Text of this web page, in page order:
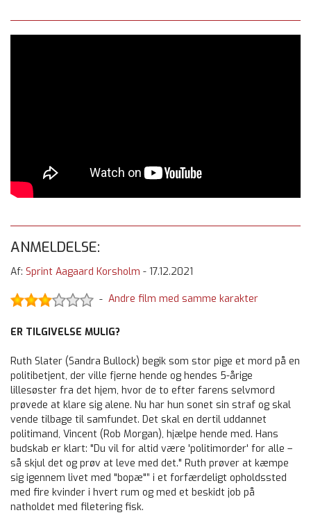
ANMELDELSE:
Af: Sprint Aagaard Korsholm - 17.12.2021
- Andre film med samme karakter
ER TILGIVELSE MULIG?
Ruth Slater (Sandra Bullock) begik som stor pige et mord på en
politibetjent, der ville fjerne hende og hendes 5-årige
lillesøster fra det hjem, hvor de to efter farens selvmord
prøvede at klare sig alene. Nu har hun sonet sin straf og skal
vende tilbage til samfundet. Det skal en dertil uddannet
politimand, Vincent (Rob Morgan), hjælpe hende med. Hans
budskab er klart: "Du vil for altid være 'politimorder' for alle –
så skjul det og prøv at leve med det." Ruth prøver at kæmpe
sig igennem livet med "bopæ"” i et forfærdeligt opholdssted
med fire kvinder i hvert rum og med et beskidt job på
natholdet med filetering fisk.